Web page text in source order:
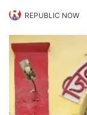
REPUBLIC NOW